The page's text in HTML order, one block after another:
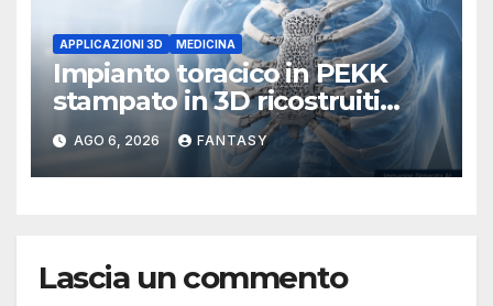
APPLICAZIONI 3D MEDICINA
Impianto toracico in PEKK
stampato in 3D ricostruiti
sterno e costole dopo un
tumore raro
AGO 6, 2026 FANTASY
Lascia un commento